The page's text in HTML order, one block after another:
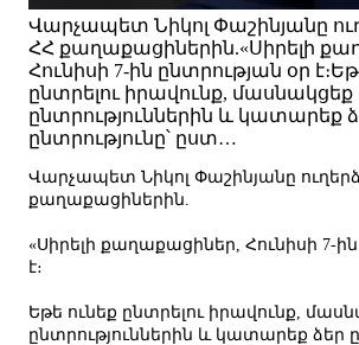
Վարչապետ Նիկոլ Փաշինյանը
ՀՀ քաղաքացիներին.«Սիրելի
Հունիսի 7-ին ընտրության օր
ընտրելու իրավունք, մասնակցեք
ընտրություններին և կատարեք
ընտրությունը՝ ըստ…
Վարչապետ Նիկոլ Փաշինյանը
քաղաքացիներին.
«Սիրելի քաղաքացիներ, Հունիսի 7-
է։
Եթե ունեք ընտրելու իրավունք,
ընտրություններին և կատարեք ձեր